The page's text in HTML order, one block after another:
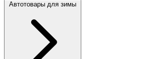
Автотовары для зимы